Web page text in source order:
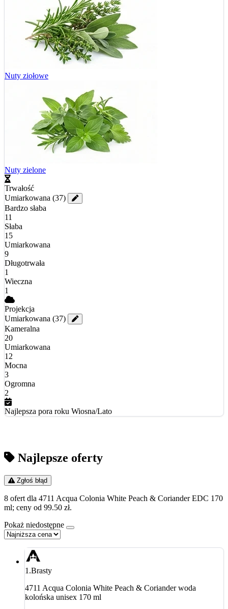
Nuty ziołowe
Nuty zielone
Trwałość
Umiarkowana (37)
Bardzo słaba
11
Słaba
15
Umiarkowana
9
Długotrwała
1
Wieczna
1
Projekcja
Umiarkowana (37)
Kameralna
20
Umiarkowana
12
Mocna
3
Ogromna
2
Najlepsza pora roku Wiosna/Lato
Najlepsze oferty
Zgłoś błąd
8 ofert dla 4711 Acqua Colonia White Peach & Coriander EDC 170
ml; ceny od 99.50 zł.
Pokaż niedostępne
1.Brasty
4711 Acqua Colonia White Peach & Coriander woda
kolońska unisex 170 ml